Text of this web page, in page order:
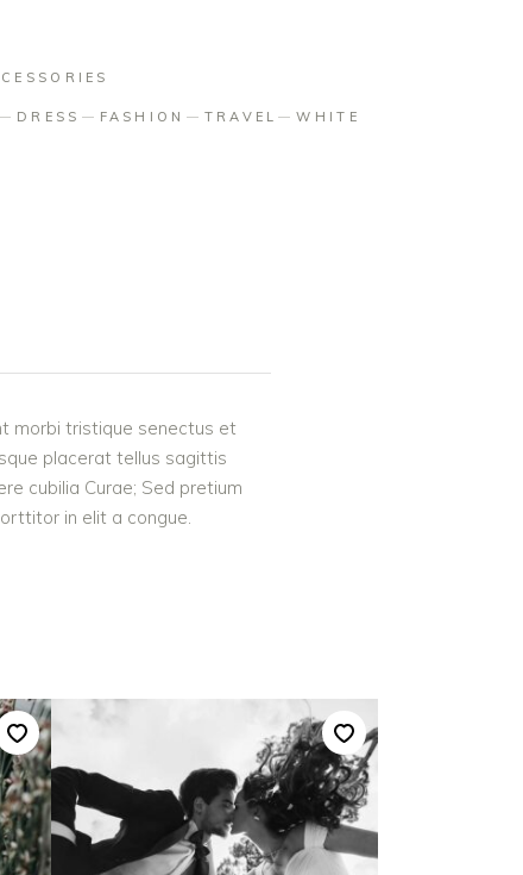
DRESS FASHION TRAVEL WHITE
morbi tristique senectus et
placerat tellus sagittis
cubilia Curae; Sed pretium
in elit a congue.